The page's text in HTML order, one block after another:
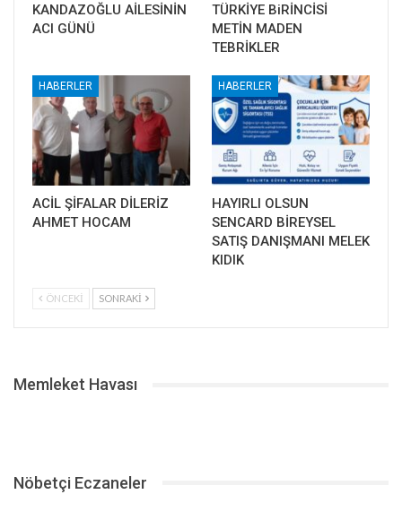
KANDAZOĞLU AİLESİNİN
ACI GÜNÜ
TÜRKİYE BiRİNCİSİ
METİN MADEN
TEBRİKLER
HABERLER
ACİL ŞİFALAR DİLERİZ
AHMET HOCAM
HABERLER
HAYIRLI OLSUN
SENCARD BİREYSEL
SATIŞ DANIŞMANI MELEK
KIDIK
ÖNCEKI SONRAKI
Memleket Havası
Nöbetçi Eczaneler